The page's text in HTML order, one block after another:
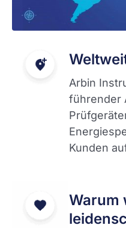
Arbin
führender
Kunden
Warum